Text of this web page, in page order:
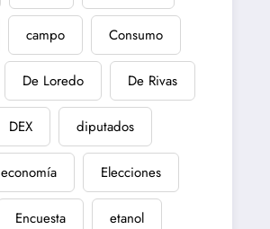
campo Consumo
De Loredo De Rivas
DEX diputados
economía Elecciones
Encuesta etanol